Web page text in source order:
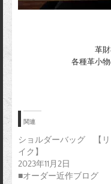
革
各種革小
関連
ショルダーバッグ 【リ
イク】
2023年11月2日
■オーダー近作ブログ